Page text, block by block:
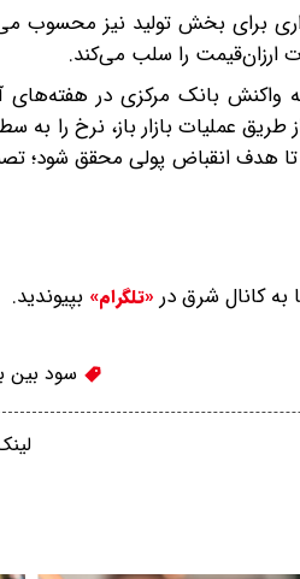
برای بخش تولید نیز محسوب
ارزان‌قیمت را سلب می‌کند.
واکنش بانک مرکزی در
طریق عملیات بازار باز، نرخ را
هدف انقباض پولی محقق شود؛
به کانال شرق در «تلگرام» بپیوندید.
سود بین